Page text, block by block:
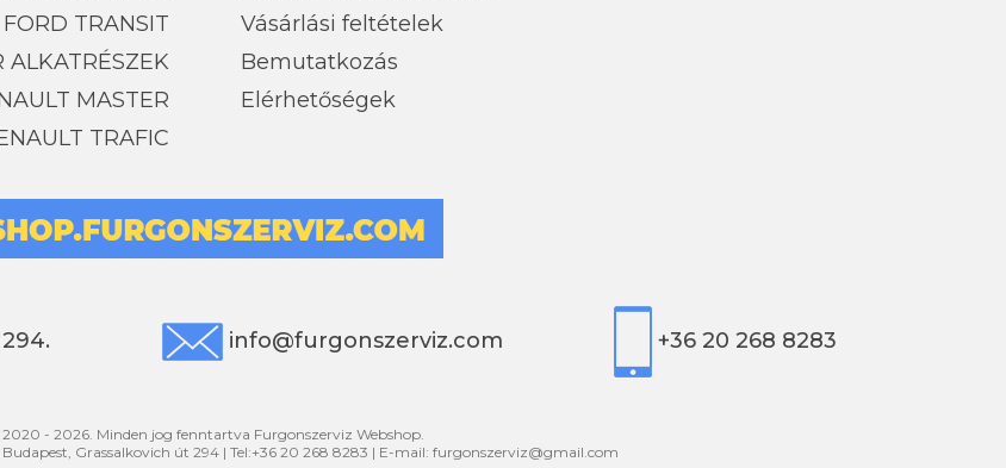
FORD TRANSIT
ALKATRÉSZEK
MASTER
TRAFIC
Vásárlási feltételek
Bemutatkozás
Elérhetőségek
info@furgonszerviz.com +36 20 268 8283
- 2026. Minden jog fenntartva Furgonszerviz Webshop.
Budapest Grassalkovich út 294 | Tel:+36 20 268 8283 | E-mail: furgonszerviz@gmail.com